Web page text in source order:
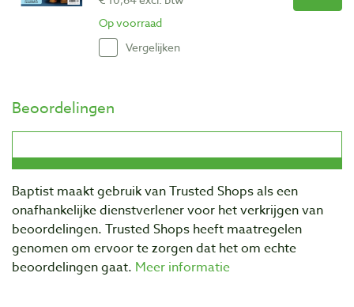
Op voorraad
Vergelijken
Beoordelingen
Baptist maakt gebruik van Trusted Shops als een
onafhankelijke dienstverlener voor het verkrijgen van
beoordelingen. Trusted Shops heeft maatregelen
genomen om ervoor te zorgen dat het om echte
beoordelingen gaat. Meer informatie